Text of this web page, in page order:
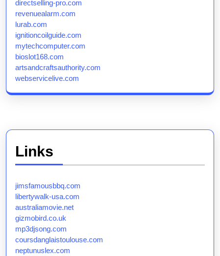
directselling-pro.com
revenuealarm.com
lurab.com
ignitioncoilguide.com
mytechcomputer.com
bioslot168.com
artsandcraftsauthority.com
webservicelive.com
Links
jimsfamousbbq.com
libertywalk-usa.com
australiamovie.net
gizmobird.co.uk
mp3djsong.com
coursdanglaistoulouse.com
neptunuslex.com